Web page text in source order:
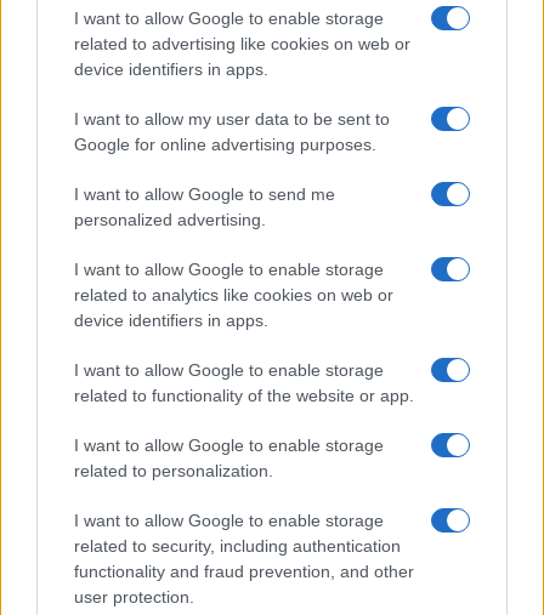
I want to allow Google to enable storage
related to advertising like cookies on web or
device identifiers in apps.
I want to allow my user data to be sent to
Google for online advertising purposes.
I want to allow Google to send me
personalized advertising.
I want to allow Google to enable storage
related to analytics like cookies on web or
device identifiers in apps.
I want to allow Google to enable storage
related to functionality of the website or app.
I want to allow Google to enable storage
related to personalization.
I want to allow Google to enable storage
related to security, including authentication
functionality and fraud prevention, and other
user protection.
qualcosa.
, come dice il loro presidente,
ad esempio, che Pechino non interferirà nelle
elezioni americane del 2024. L’amministrazione
Biden intende continuare a sottolineare a Pechino
le gravi preoccupazioni degli Stati Uniti riguardo
infrastrutture
critichestatunitensi.
La conversazione di martedì, come indicato,
doveva servire come conferma dei progressi
durante il loro incontro dello scorso anno,
compreso il ristabilimento delle
militaritra i due Paesi e il loro impegno a
lavorare insieme per frenare la produzione del
Fentanyl, utilizzato come una droga con effetti